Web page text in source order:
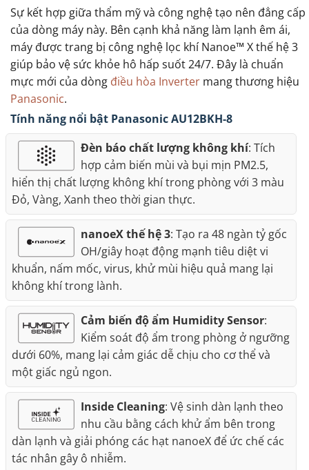
Sự kết hợp giữa thẩm mỹ và công nghệ tạo nên đẳng cấp
của dòng máy này. Bên cạnh khả năng làm lạnh êm ái,
máy được trang bị công nghệ lọc khí Nanoe™ X thế hệ 3
giúp bảo vệ sức khỏe hô hấp suốt 24/7. Đây là chuẩn
mực mới của dòng điều hòa Inverter mang thương hiệu
Panasonic.
Tính năng nổi bật Panasonic AU12BKH-8
Đèn báo chất lượng không khí: Tích
hợp cảm biến mùi và bụi mịn PM2.5,
hiển thị chất lượng không khí trong phòng với 3 màu
Đỏ, Vàng, Xanh theo thời gian thực.
nanoeX thế hệ 3: Tạo ra 48 ngàn tỷ gốc
OH/giây hoạt động mạnh tiêu diệt vi
khuẩn, nấm mốc, virus, khử mùi hiệu quả mang lại
không khí trong lành.
Cảm biến độ ẩm Humidity Sensor:
Kiểm soát độ ẩm trong phòng ở ngưỡng
dưới 60%, mang lại cảm giác dễ chịu cho cơ thể và
một giấc ngủ ngon.
Inside Cleaning: Vệ sinh dàn lạnh theo
nhu cầu bằng cách khử ẩm bên trong
dàn lạnh và giải phóng các hạt nanoeX để ức chế các
tác nhân gây ô nhiễm.